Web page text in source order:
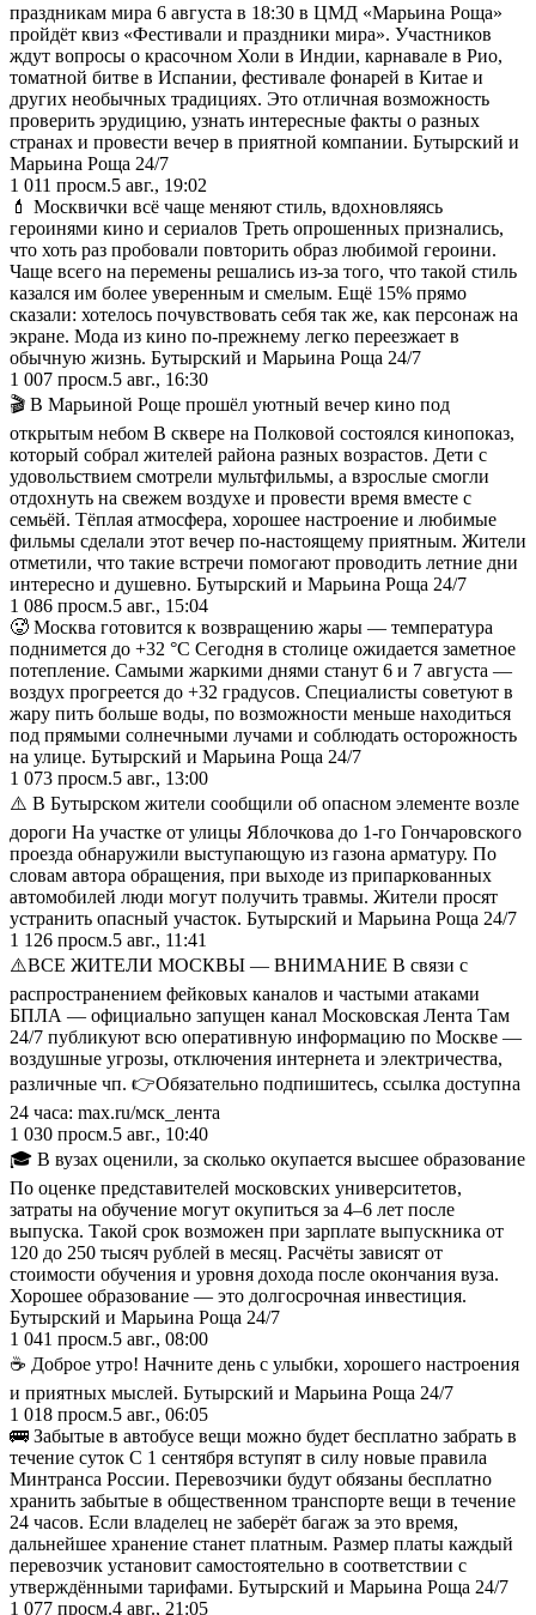
праздникам мира 6 августа в 18:30 в ЦМД «Марьина Роща»
пройдёт квиз «Фестивали и праздники мира». Участников
ждут вопросы о красочном Холи в Индии, карнавале в Рио,
томатной битве в Испании, фестивале фонарей в Китае и
других необычных традициях. Это отличная возможность
проверить эрудицию, узнать интересные факты о разных
странах и провести вечер в приятной компании. Бутырский и
Марьина Роща 24/7
1 011 просм.5 авг., 19:02
💄 Москвички всё чаще меняют стиль, вдохновляясь
героинями кино и сериалов Треть опрошенных признались,
что хоть раз пробовали повторить образ любимой героини.
Чаще всего на перемены решались из-за того, что такой стиль
казался им более уверенным и смелым. Ещё 15% прямо
сказали: хотелось почувствовать себя так же, как персонаж на
экране. Мода из кино по-прежнему легко переезжает в
обычную жизнь. Бутырский и Марьина Роща 24/7
1 007 просм.5 авг., 16:30
🎬 В Марьиной Роще прошёл уютный вечер кино под
открытым небом В сквере на Полковой состоялся кинопоказ,
который собрал жителей района разных возрастов. Дети с
удовольствием смотрели мультфильмы, а взрослые смогли
отдохнуть на свежем воздухе и провести время вместе с
семьёй. Тёплая атмосфера, хорошее настроение и любимые
фильмы сделали этот вечер по-настоящему приятным. Жители
отметили, что такие встречи помогают проводить летние дни
интересно и душевно. Бутырский и Марьина Роща 24/7
1 086 просм.5 авг., 15:04
🥵 Москва готовится к возвращению жары — температура
поднимется до +32 °C Сегодня в столице ожидается заметное
потепление. Самыми жаркими днями станут 6 и 7 августа —
воздух прогреется до +32 градусов. Специалисты советуют в
жару пить больше воды, по возможности меньше находиться
под прямыми солнечными лучами и соблюдать осторожность
на улице. Бутырский и Марьина Роща 24/7
1 073 просм.5 авг., 13:00
⚠️ В Бутырском жители сообщили об опасном элементе возле
дороги На участке от улицы Яблочкова до 1-го Гончаровского
проезда обнаружили выступающую из газона арматуру. По
словам автора обращения, при выходе из припаркованных
автомобилей люди могут получить травмы. Жители просят
устранить опасный участок. Бутырский и Марьина Роща 24/7
1 126 просм.5 авг., 11:41
⚠️ВСЕ ЖИТЕЛИ МОСКВЫ — ВНИМАНИЕ В связи с
распространением фейковых каналов и частыми атаками
БПЛА — официально запущен канал Московская Лента Там
24/7 публикуют всю оперативную информацию по Москве —
воздушные угрозы, отключения интернета и электричества,
различные чп. 👉Обязательно подпишитесь, ссылка доступна
24 часа: max.ru/мск_лента
1 030 просм.5 авг., 10:40
🎓 В вузах оценили, за сколько окупается высшее образование
По оценке представителей московских университетов,
затраты на обучение могут окупиться за 4–6 лет после
выпуска. Такой срок возможен при зарплате выпускника от
120 до 250 тысяч рублей в месяц. Расчёты зависят от
стоимости обучения и уровня дохода после окончания вуза.
Хорошее образование — это долгосрочная инвестиция.
Бутырский и Марьина Роща 24/7
1 041 просм.5 авг., 08:00
☕ Доброе утро! Начните день с улыбки, хорошего настроения
и приятных мыслей. Бутырский и Марьина Роща 24/7
1 018 просм.5 авг., 06:05
🚌 Забытые в автобусе вещи можно будет бесплатно забрать в
течение суток С 1 сентября вступят в силу новые правила
Минтранса России. Перевозчики будут обязаны бесплатно
хранить забытые в общественном транспорте вещи в течение
24 часов. Если владелец не заберёт багаж за это время,
дальнейшее хранение станет платным. Размер платы каждый
перевозчик установит самостоятельно в соответствии с
утверждёнными тарифами. Бутырский и Марьина Роща 24/7
1 077 просм.4 авг., 21:05